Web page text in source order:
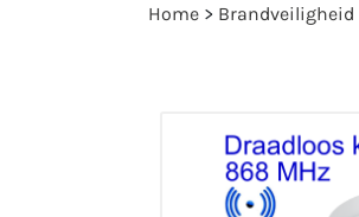
Home > Brandveiligheid